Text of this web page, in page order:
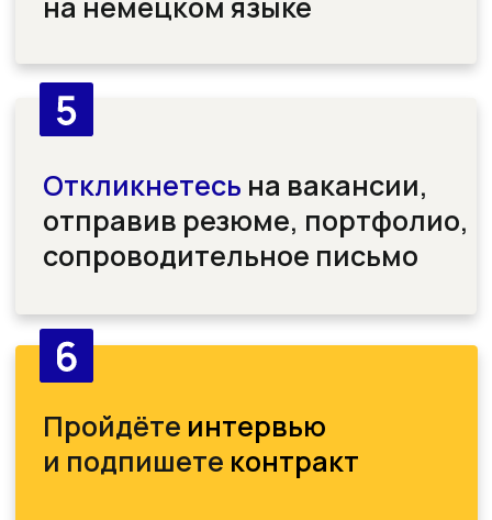
LinkedIn
Миссия
Facebook
Telegram
Контакты
E-mail
info@dwwakademie.de
hr@itcareerhub
+49 32212238837
Hafenweg 16, 48155 Münster, Deutschland